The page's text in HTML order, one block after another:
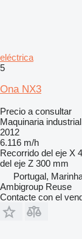
eléctrica
5
Ona NX3
Precio a consultar
Maquinaria
2012
6.116 m/h
Recorrido del eje X
del eje Z 300 mm
Portugal,
Ambigroup Reuse
Contacte con el